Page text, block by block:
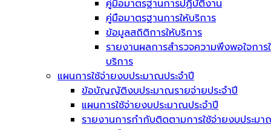
คู่มือมาตรฐานการปฏิบัติงาน
คู่มือมาตรฐานการให้บริการ
ข้อมูลสถิติการให้บริการ
รายงานผลการสำรวจความพึงพอใจการ
บริการ
แผนการใช้จ่ายงบประมาณประจำปี
ข้อบัญญัติงบประมาณรายจ่ายประจำปี
แผนการใช้จ่ายงบประมาณประจำปี
รายงานการกำกับติดตามการใช้จ่ายงบประม